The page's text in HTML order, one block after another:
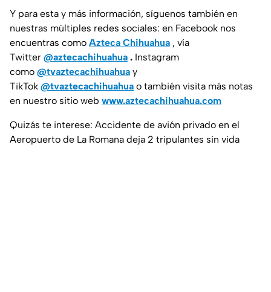
Y para esta y más información, síguenos también en
nuestras múltiples redes sociales: en Facebook nos
encuentras como Azteca Chihuahua , vía
Twitter @aztecachihuahua . Instagram
como @tvaztecachihuahua y
TikTok @tvaztecachihuahua o también visita más notas
en nuestro sitio web www.aztecachihuahua.com
Quizás te interese: Accidente de avión privado en el
Aeropuerto de La Romana deja 2 tripulantes sin vida